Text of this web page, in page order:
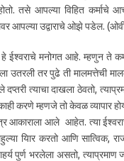
तसे आपल्या विहित कर्माचे
आपल्या उद्वाराचे ओझे पडेल.
ईश्वराचे मनोगत आहे. म्हणुन ते
उतरली तर पुढे ती मालमत्तेची
दप्तरी त्याचा दाखला ठेवतो,
करणे म्हणजे तो केवळ व्यापार
आकाराला आले आहेत. त्या
यिार करतो आणि सात्विक,
पुर्ण भरलेला असतो,